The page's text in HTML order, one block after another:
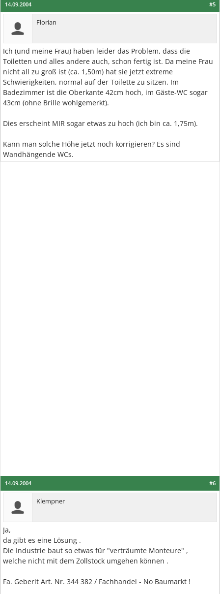
#5
14.09.2004
Florian
Ich (und meine Frau) haben leider das Problem, dass die
Toiletten und alles andere auch, schon fertig ist. Da meine Frau
nicht all zu groß ist (ca. 1,50m) hat sie jetzt extreme
Schwierigkeiten, normal auf der Toilette zu sitzen. Im
Badezimmer ist die Oberkante 42cm hoch, im Gäste-WC sogar
43cm (ohne Brille wohlgemerkt).
Dies erscheint MIR sogar etwas zu hoch (ich bin ca. 1,75m).
Kann man solche Höhe jetzt noch korrigieren? Es sind
Wandhängende WCs.
#6
14.09.2004
Klempner
Ja,
da gibt es eine Lösung .
Die Industrie baut so etwas für "verträumte Monteure" ,
welche nicht mit dem Zollstock umgehen können .
Fa. Geberit Art. Nr. 344 382 / Fachhandel - No Baumarkt !